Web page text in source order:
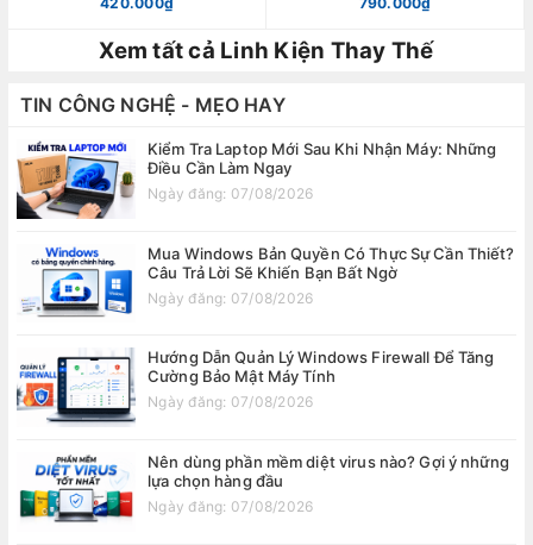
Xem tất cả Linh Kiện Thay Thế
TIN CÔNG NGHỆ - MẸO HAY
Kiểm Tra Laptop Mới Sau Khi Nhận Máy: Những
Điều Cần Làm Ngay
Ngày đăng: 07/08/2026
Mua Windows Bản Quyền Có Thực Sự Cần Thiết?
Câu Trả Lời Sẽ Khiến Bạn Bất Ngờ
Ngày đăng: 07/08/2026
Hướng Dẫn Quản Lý Windows Firewall Để Tăng
Cường Bảo Mật Máy Tính
Ngày đăng: 07/08/2026
Nên dùng phần mềm diệt virus nào? Gợi ý những
lựa chọn hàng đầu
Ngày đăng: 07/08/2026